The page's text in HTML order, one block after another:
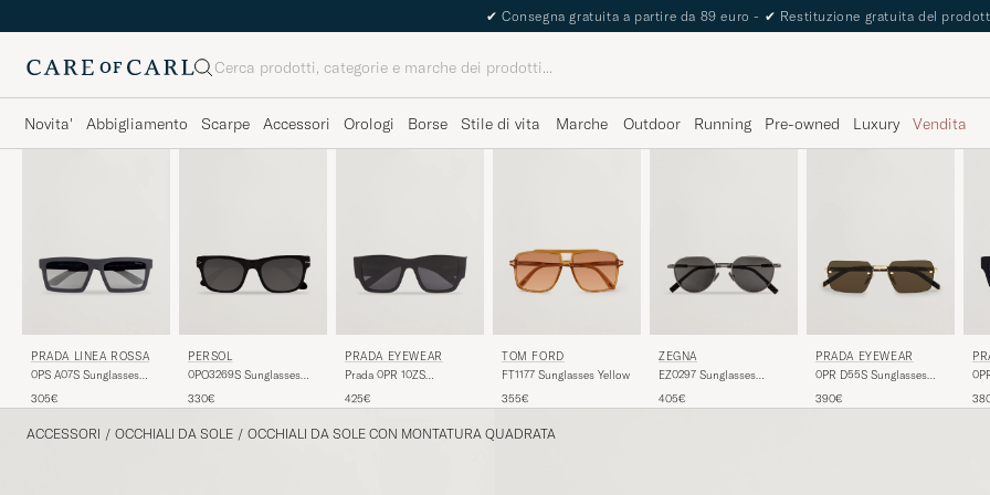
✔ Consegna gratuita a partire da 89 euro - ✔ Restituzione gratuita del
Cerca
Novita' Abbigliamento Scarpe Accessori Orologi Borse Stile di vita Marche Outdoor Running Pre-owned Luxury Vendita
PRADA LINEA ROSSA
0PS A07S Sunglasses
305€
PERSOL
0PO3269S Sunglasses
330€
PRADA EYEWEAR
Prada 0PR 10ZS
425€
TOM FORD
FT1177 Sunglasses Yellow
355€
ZEGNA
EZ0297 Sunglasses
405€
PRADA EYEWEAR
0PR D55S Sunglasses
390€
ACCESSORI / OCCHIALI DA SOLE / OCCHIALI DA SOLE CON MONTATURA QUADRATA